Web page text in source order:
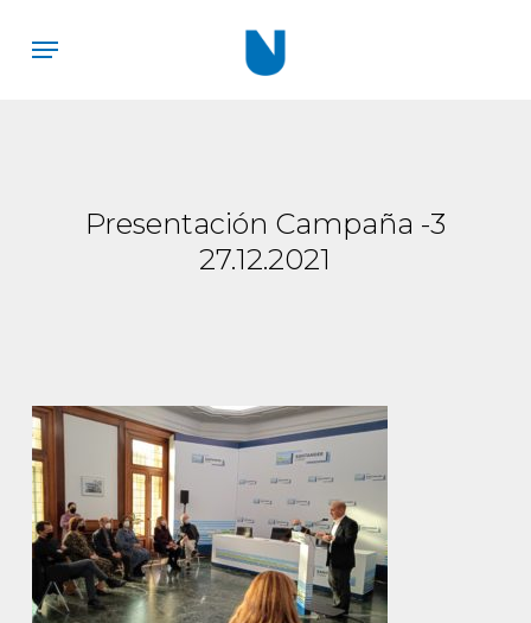
Menu
Presentación Campaña -3
27.12.2021